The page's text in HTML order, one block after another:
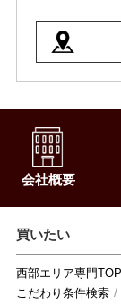
会社概要
買いたい
西部エリア専門TOP
こだわり条件検索